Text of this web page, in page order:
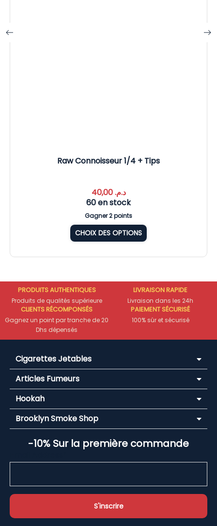
Raw Connoisseur 1/4 + Tips
د.م.40,00
60 en stock
Gagner 2 points
CHOIX DES OPTIONS
PRODUITS AUTHENTIQUES
Produits de qualités supérieure
LIVRAISON RAPIDE
Livraison dans les 24h
CLIENTS RÉCOMPONSÉS
Gagnez un point par tranche de 20
Dhs dépensés
PAIEMENT SÉCURISÉ
100% sûr et sécurisé
Cigarettes Jetables
Articles Fumeurs
Hookah
Brooklyn Smoke Shop
-10% Sur la première commande